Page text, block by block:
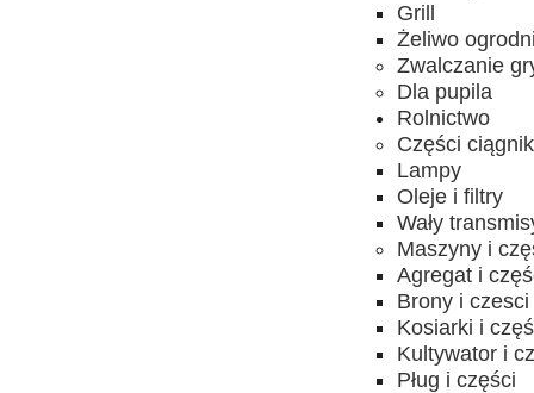
Grill
Żeliwo
Zwalczanie
Dla pupila
Rolnictwo
Części
Lampy
Oleje i filtry
Wały
Maszyny i
Agregat i
Brony i czesci
Kosiarki i
Kultywator i
Pług i części